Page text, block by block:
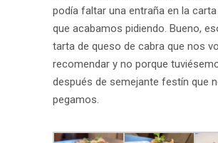
podía faltar una entraña en la
que acabamos pidiendo. Bueno,
tarta de queso de cabra que nos
recomendar y no porque
después de semejante festín que
pegamos.